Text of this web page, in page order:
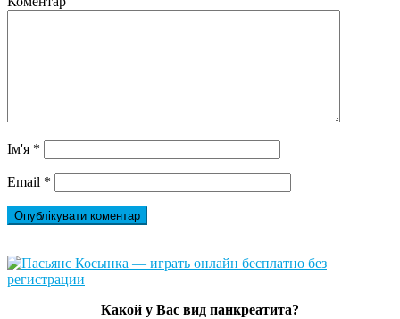
Ім'я *
Email *
Какой у Вас вид панкреатита?